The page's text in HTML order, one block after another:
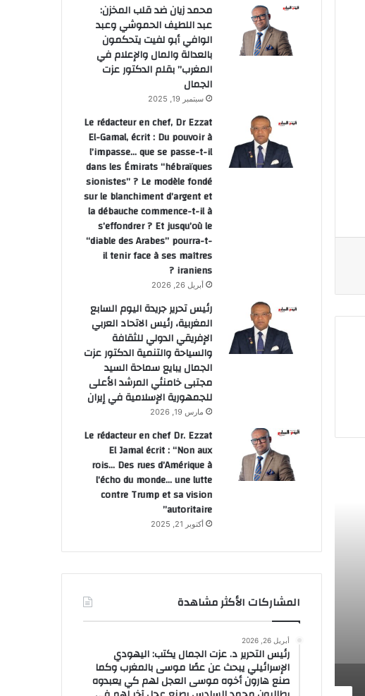
أكادير.. المركز المركز
السادس ينجح في إجراء أول
كبدي بتقنية التردد
محمد زيان ضد قلب المخزن:
عبد اللطيف الحموشي وعبد
الوافي أبو لفيت يتحكمون
بالعدالة والمال والإعلام في
المغرب” بقلم الدكتور عزت
الجمال
سبتمبر 19, 2025
Le rédacteur en chef, Dr Ezzat
El-Gamal, écrit : Du pouvoir à
l’impasse… que se passe-t-il
dans les Émirats “hébraïques
sionistes” ? Le modèle fondé
sur le blanchiment d’argent et
la débauche commence-t-il à
s’effondrer ? Et jusqu’où le
“diable des Arabes” pourra-t-
il tenir face à ses maîtres
iraniens ?
أبريل 26, 2026
رئيس تحرير جريدة اليوم السابع
المغربية، رئيس الاتحاد العربي
الإفريقي الدولي للثقافة
والسياحة والتنمية الدكتور عزت
الجمال يبايع سماحة السيد
مجتبى خامنئي المرشد الأعلى
للجمهورية الإسلامية في إيران
مارس 19, 2026
Le rédacteur en chef Dr. Ezzat
El Jamal écrit : “Non aux
rois… Des rues d’Amérique à
l’écho du monde… une lutte
contre Trump et sa vision
autoritaire”
أكتوبر 21, 2025
المشاركات الأكثر مشاهدة
أبريل 26, 2026
رئيس التحرير د. عزت الجمال يكتب: اليهودي
الإسرائيلي يبحث عن عصًا موسى بالمغرب وكما
صنع هارون أخوه موسى العجل لهم كي يعبدوه